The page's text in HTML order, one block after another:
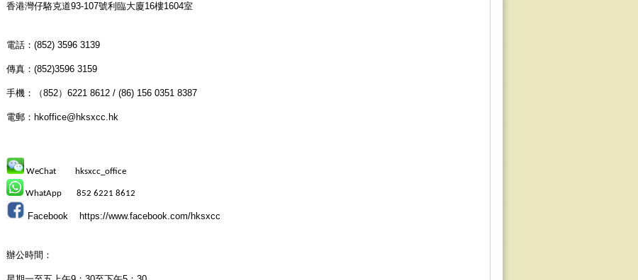
香港灣仔駱克道93-107號利臨大廈16樓1604室
電話：(852) 3596 3139
傳真：(852)3596 3159
手機：（852）6221 8612 / (86) 156 0351 8387
電郵：hkoffice@hksxcc.hk
WeChat hksxcc_office
WhatApp 852 6221 8612
Facebook https://www.facebook.com/hksxcc
辦公時間：